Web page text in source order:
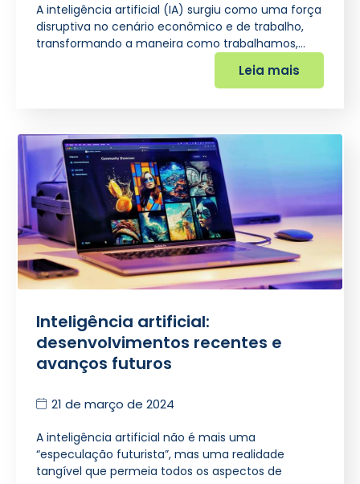
A inteligência artificial (IA) surgiu como uma força
disruptiva no cenário econômico e de trabalho,
transformando a maneira como trabalhamos,…
Leia mais
Inteligência artificial:
desenvolvimentos recentes e
avanços futuros
21 de março de 2024
A inteligência artificial não é mais uma
“especulação futurista”, mas uma realidade
tangível que permeia todos os aspectos de